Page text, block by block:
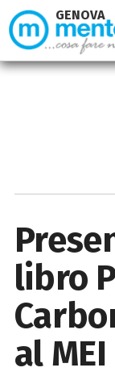
libro
al MEI
GENOVA